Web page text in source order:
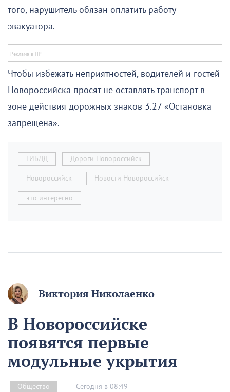
того, нарушитель обязан оплатить работу
эвакуатора.
Чтобы избежать неприятностей, водителей и гостей
Новороссийска просят не оставлять транспорт в
зоне действия дорожных знаков 3.27 «Остановка
запрещена».
ГИБДД Дороги Новороссийск
Новороссийск Новости Новороссийск
это интересно
Виктория Николаенко
В Новороссийске
появятся первые
модульные укрытия
Общество Сегодня в 08:49